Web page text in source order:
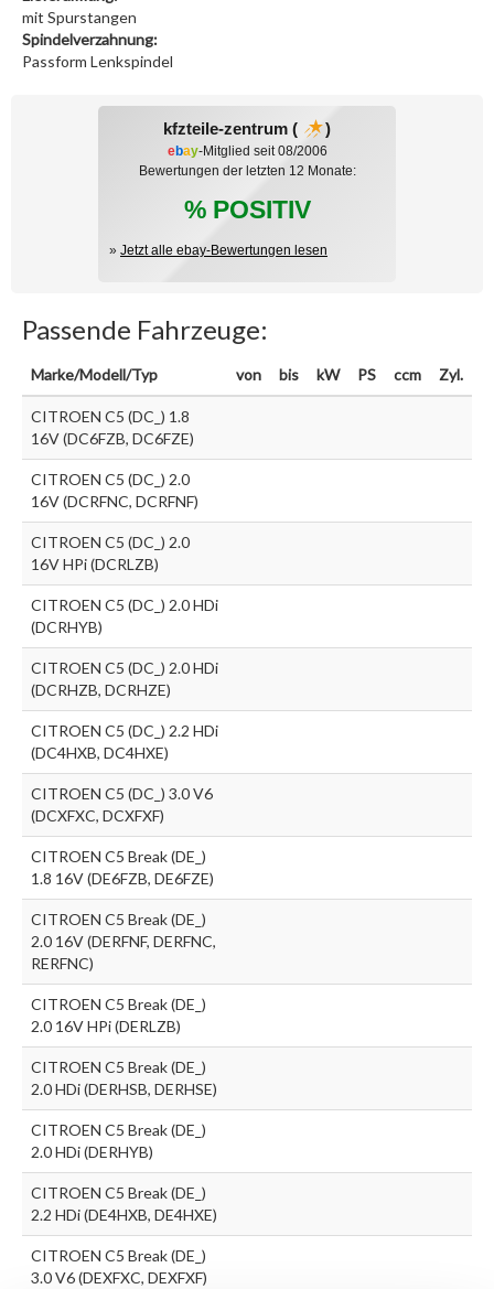
mit Spurstangen
Spindelverzahnung:
Passform Lenkspindel
kfzteile-zentrum ( )
ebay-Mitglied seit 08/2006
Bewertungen der letzten 12 Monate:
% POSITIV
» Jetzt alle ebay-Bewertungen lesen
Passende Fahrzeuge:
Marke/Modell/Typ von bis kW PS ccm Zyl.
CITROEN C5 (DC_) 1.8
16V (DC6FZB, DC6FZE)
CITROEN C5 (DC_) 2.0
16V (DCRFNC, DCRFNF)
CITROEN C5 (DC_) 2.0
16V HPi (DCRLZB)
CITROEN C5 (DC_) 2.0 HDi
(DCRHYB)
CITROEN C5 (DC_) 2.0 HDi
(DCRHZB, DCRHZE)
CITROEN C5 (DC_) 2.2 HDi
(DC4HXB, DC4HXE)
CITROEN C5 (DC_) 3.0 V6
(DCXFXC, DCXFXF)
CITROEN C5 Break (DE_)
1.8 16V (DE6FZB, DE6FZE)
CITROEN C5 Break (DE_)
2.0 16V (DERFNF, DERFNC,
RERFNC)
CITROEN C5 Break (DE_)
2.0 16V HPi (DERLZB)
CITROEN C5 Break (DE_)
2.0 HDi (DERHSB, DERHSE)
CITROEN C5 Break (DE_)
2.0 HDi (DERHYB)
CITROEN C5 Break (DE_)
2.2 HDi (DE4HXB, DE4HXE)
CITROEN C5 Break (DE_)
3.0 V6 (DEXFXC, DEXFXF)